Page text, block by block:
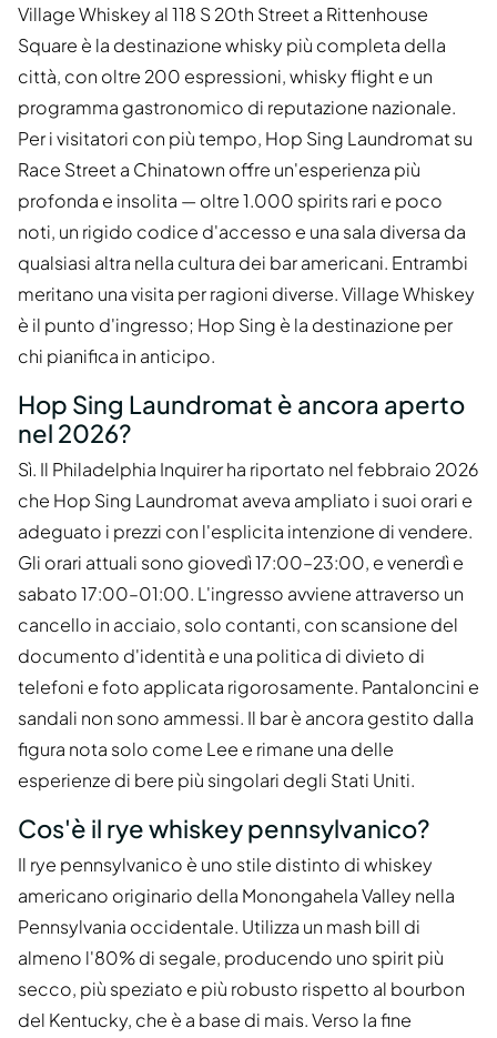
Village Whiskey al 118 S 20th Street a Rittenhouse
Square è la destinazione whisky più completa della
città, con oltre 200 espressioni, whisky flight e un
programma gastronomico di reputazione nazionale.
Per i visitatori con più tempo, Hop Sing Laundromat su
Race Street a Chinatown offre un'esperienza più
profonda e insolita — oltre 1.000 spirits rari e poco
noti, un rigido codice d'accesso e una sala diversa da
qualsiasi altra nella cultura dei bar americani. Entrambi
meritano una visita per ragioni diverse. Village Whiskey
è il punto d'ingresso; Hop Sing è la destinazione per
chi pianifica in anticipo.
Hop Sing Laundromat è ancora aperto
nel 2026?
Sì. Il Philadelphia Inquirer ha riportato nel febbraio 2026
che Hop Sing Laundromat aveva ampliato i suoi orari e
adeguato i prezzi con l'esplicita intenzione di vendere.
Gli orari attuali sono giovedì 17:00–23:00, e venerdì e
sabato 17:00–01:00. L'ingresso avviene attraverso un
cancello in acciaio, solo contanti, con scansione del
documento d'identità e una politica di divieto di
telefoni e foto applicata rigorosamente. Pantaloncini e
sandali non sono ammessi. Il bar è ancora gestito dalla
figura nota solo come Lee e rimane una delle
esperienze di bere più singolari degli Stati Uniti.
Cos'è il rye whiskey pennsylvanico?
Il rye pennsylvanico è uno stile distinto di whiskey
americano originario della Monongahela Valley nella
Pennsylvania occidentale. Utilizza un mash bill di
almeno l'80% di segale, producendo uno spirit più
secco, più speziato e più robusto rispetto al bourbon
del Kentucky, che è a base di mais. Verso la fine